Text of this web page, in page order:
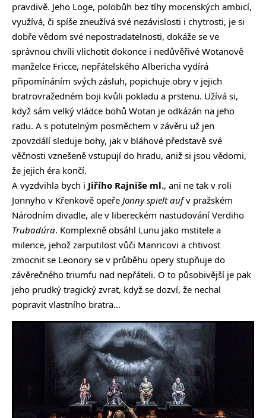
pravdivě. Jeho Loge, polobůh bez tíhy mocenských ambicí,
využívá, či spíše zneužívá své nezávislosti i chytrosti, je si
dobře vědom své nepostradatelnosti, dokáže se ve
správnou chvíli vlichotit dokonce i nedůvěřivé Wotanově
manželce Fricce, nepřátelského Albericha vydírá
připomínáním svých zásluh, popichuje obry v jejich
bratrovražedném boji kvůli pokladu a prstenu. Užívá si,
když sám velký vládce bohů Wotan je odkázán na jeho
radu. A s potutelným posměchem v závěru už jen
zpovzdálí sleduje bohy, jak v bláhové představě své
věčnosti vznešeně vstupují do hradu, aniž si jsou vědomi,
že jejich éra končí.
A vyzdvihla bych i Jiřího Rajniše ml., ani ne tak v roli
Jonnyho v Křenkově opeře Jonny spielt aufv pražském
Národním divadle, ale v libereckém nastudování Verdiho
Trubadúra. Komplexně obsáhl Lunu jako mstitele a
milence, jehož zarputilost vůči Manricovi a chtivost
zmocnit se Leonory se v průběhu opery stupňuje do
závěrečného triumfu nad nepřáteli. O to působivější je pak
jeho prudký tragický zvrat, když se dozví, že nechal
popravit vlastního bratra…